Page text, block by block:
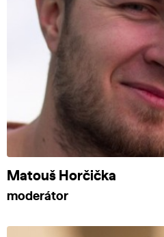
Matouš Horčička
moderátor